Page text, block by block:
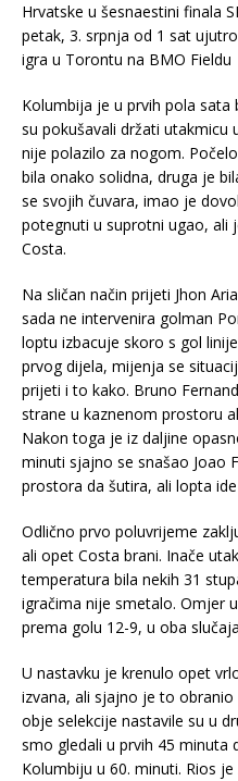
Hrvatske u šesnaestini finala
petak, 3. srpnja od 1 sat
igra u Torontu na BMO Fieldu
Kolumbija je u prvih pola sata
su pokušavali držati
nije polazilo za nogom.
bila onako solidna, druga je
se svojih čuvara, imao je
potegnuti u suprotni ugao, ali
Costa.
Na sličan način prijeti Jhon
sada ne intervenira golman
loptu izbacuje skoro s gol
prvog dijela, mijenja se
prijeti i to kako. Bruno
strane u kaznenom prostoru
Nakon toga je iz daljine
minuti sjajno se snašao Joao
prostora da šutira, ali lopta
Odlično prvo poluvrijeme
ali opet Costa brani. Inače
temperatura bila nekih 31
igračima nije smetalo. Omjer
prema golu 12-9, u oba
U nastavku je krenulo opet
izvana, ali sjajno je to
obje selekcije nastavile su u
smo gledali u prvih 45 minuta
Kolumbiju u 60. minuti. Rios